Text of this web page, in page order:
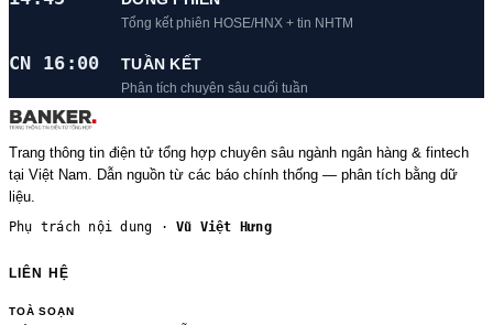
Tổng kết phiên HOSE/HNX + tin NHTM
CN 16:00 TUẦN KẾT
Phân tích chuyên sâu cuối tuần
Trang thông tin điện tử tổng hợp chuyên sâu ngành ngân hàng & fintech
tại Việt Nam. Dẫn nguồn từ các báo chính thống — phân tích bằng dữ
liệu.
Phụ trách nội dung ·Vũ Việt Hưng
LIÊN HỆ
TOÀ SOẠN